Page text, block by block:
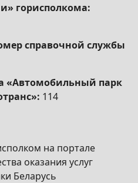
горисполкома:
справочной службы
«Автомобильный парк
114
на портале
оказания услуг
Беларусь